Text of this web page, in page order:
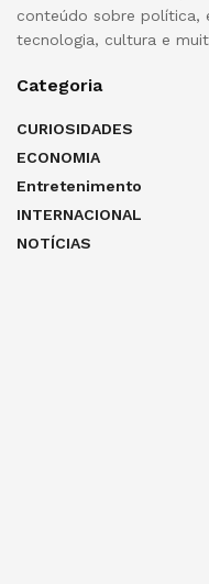
conteúdo sobre política,
tecnologia, cultura e
Categoria
CURIOSIDADES
ECONOMIA
Entretenimento
INTERNACIONAL
NOTÍCIAS